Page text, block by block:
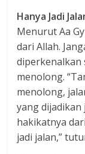
Hanya Jadi
Menurut Aa
dari Allah.
diperkenalkan
menolong.
menolong,
yang dijadikan
hakikatnya
jadi jalan,”